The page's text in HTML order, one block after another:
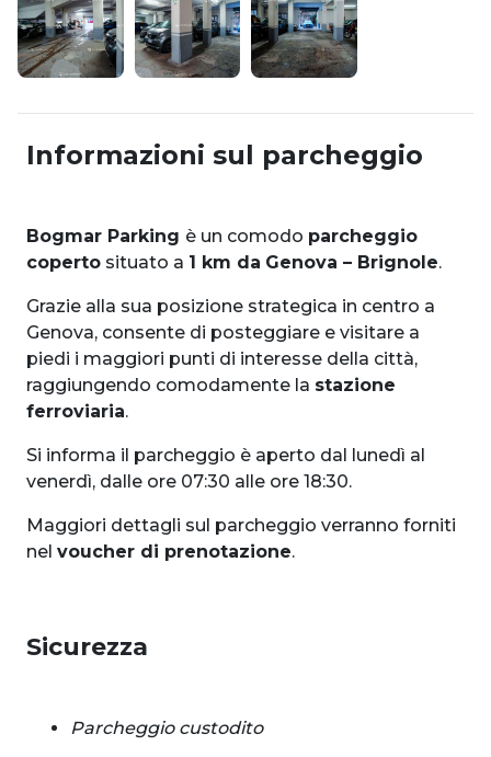
Informazioni sul parcheggio
Bogmar Parking è un comodo parcheggio
coperto situato a 1 km da Genova – Brignole.
Grazie alla sua posizione strategica in centro a
Genova, consente di posteggiare e visitare a
piedi i maggiori punti di interesse della città,
raggiungendo comodamente la stazione
ferroviaria.
Si informa il parcheggio è aperto dal lunedì al
venerdì, dalle ore 07:30 alle ore 18:30.
Maggiori dettagli sul parcheggio verranno forniti
nel voucher di prenotazione.
Sicurezza
Parcheggio custodito